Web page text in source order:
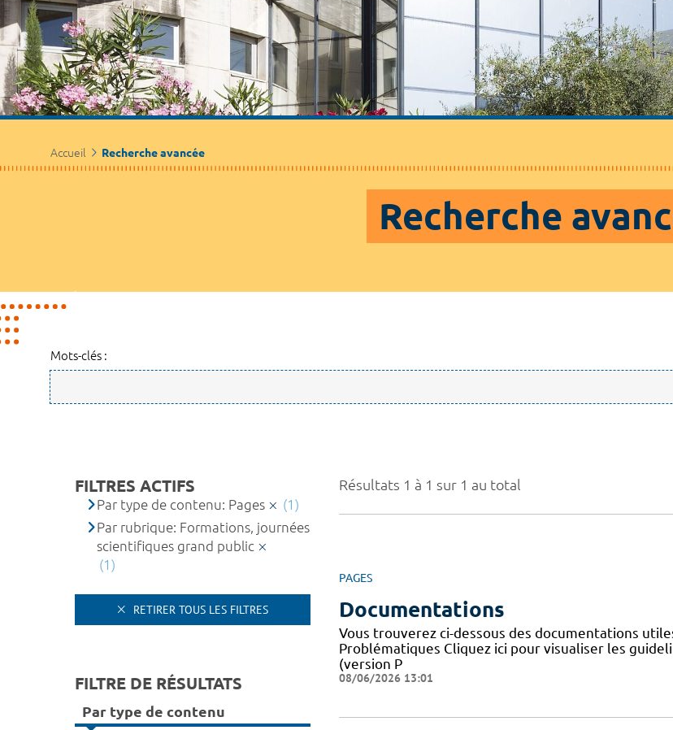
Accueil Recherche avancée
Recherche
Mots-clés :
Résultats 1 à 1 sur 1 au total
PAGES
Documentations
Vous trouverez ci-dessous des documentations
Problématiques Cliquez ici pour visualiser les
(version P
08/06/2026 13:01
FILTRES ACTIFS
Par type de contenu: Pages
(1)
Par rubrique: Formations, journées
scientifiques grand public
(1)
RETIRER TOUS LES FILTRES
FILTRE DE RÉSULTATS
Par type de contenu